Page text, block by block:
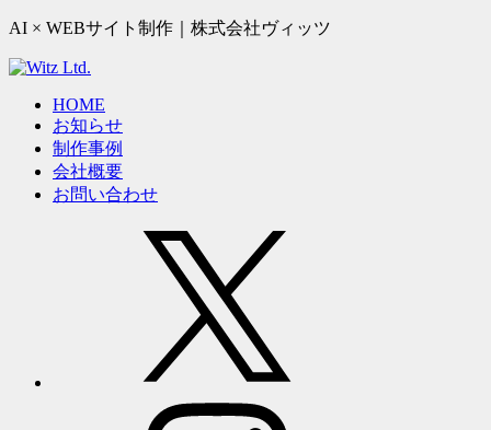
AI × WEBサイト制作｜株式会社ヴィッツ
HOME
お知らせ
制作事例
会社概要
お問い合わせ